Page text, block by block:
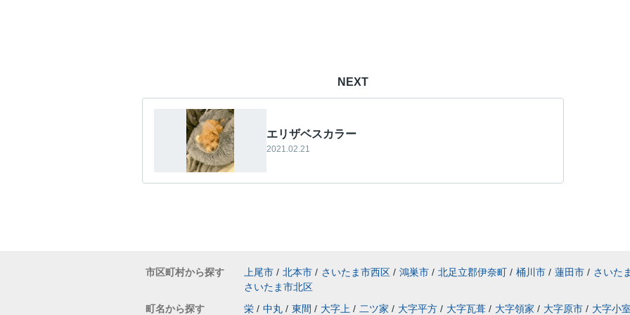
NEXT
エリザベスカラー
2021.02.21
市区町村から探す 上尾市 / 北本市 / さいたま市西区 / 鴻巣市 / 北足立郡伊奈町 / 桶川市 / 蓮田市 / さいた
さいたま市北区
町名から探す
栄 / 中丸 / 東間 / 大字上 / 二ツ家 / 大字平方 / 大字瓦葺 / 大字領家 / 大字原市 / 大字小室